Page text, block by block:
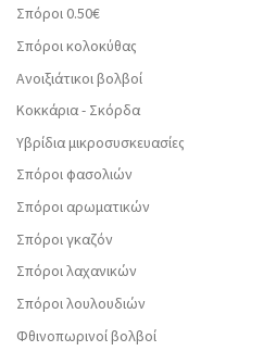
Σπόροι 0.50€
Σπόροι κολοκύθας
Ανοιξιάτικοι βολβοί
Κοκκάρια - Σκόρδα
Υβρίδια μικροσυσκευασίες
Σπόροι φασολιών
Σπόροι αρωματικών
Σπόροι γκαζόν
Σπόροι λαχανικών
Σπόροι λουλουδιών
Φθινοπωρινοί βολβοί